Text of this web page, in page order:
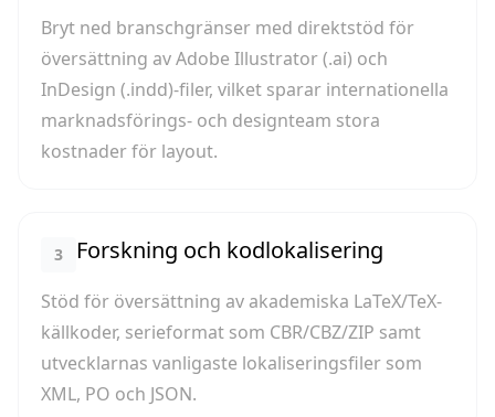
Bryt ned branschgränser med direktstöd för
översättning av Adobe Illustrator (.ai) och
InDesign (.indd)-filer, vilket sparar internationella
marknadsförings- och designteam stora
kostnader för layout.
3 Forskning och kodlokalisering
Stöd för översättning av akademiska LaTeX/TeX-
källkoder, serieformat som CBR/CBZ/ZIP samt
utvecklarnas vanligaste lokaliseringsfiler som
XML, PO och JSON.